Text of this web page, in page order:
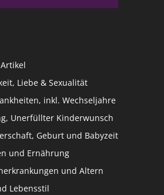
Liebe & Sexualität
inkl. Wechseljahre
Unerfüllter Kinderwunsch
Geburt und Babyzeit
und Ernährung
und Altern
Lebensstil